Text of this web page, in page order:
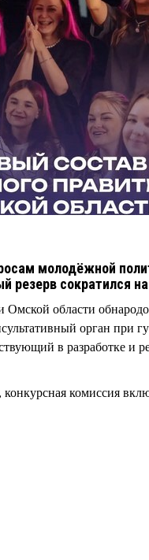
молодёжной
резерв сократился
области
орган при
в разработке и
комиссия